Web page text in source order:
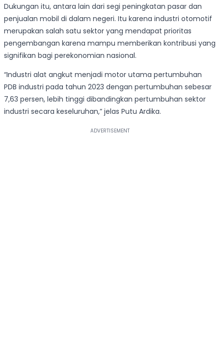
Dukungan itu, antara lain dari segi peningkatan pasar dan
penjualan mobil di dalam negeri. Itu karena industri otomotif
merupakan salah satu sektor yang mendapat prioritas
pengembangan karena mampu memberikan kontribusi yang
signifikan bagi perekonomian nasional.
“Industri alat angkut menjadi motor utama pertumbuhan
PDB industri pada tahun 2023 dengan pertumbuhan sebesar
7,63 persen, lebih tinggi dibandingkan pertumbuhan sektor
industri secara keseluruhan,” jelas Putu Ardika.